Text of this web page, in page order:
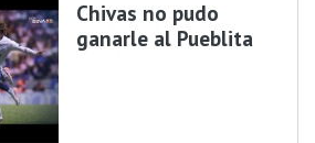
Chivas no pudo
ganarle al Pueblita